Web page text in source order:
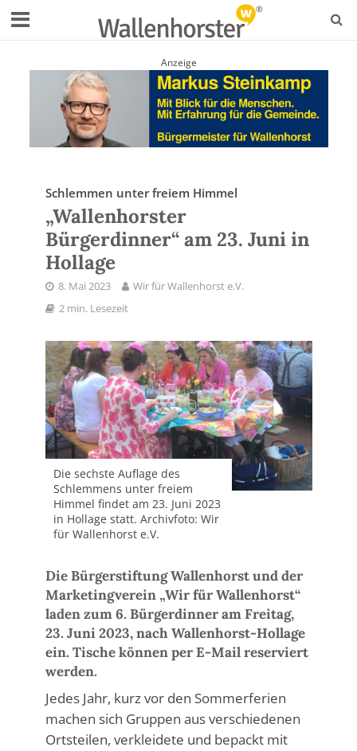
Anzeige
Schlemmen unter freiem Himmel
„Wallenhorster
Bürgerdinner“ am 23. Juni in
Hollage
8. Mai 2023
Wir für Wallenhorst e.V.
2 min. Lesezeit
Die sechste Auflage des
Schlemmens unter freiem
Himmel findet am 23. Juni 2023
in Hollage statt. Archivfoto: Wir
für Wallenhorst e.V.
Die Bürgerstiftung Wallenhorst und der
Marketingverein „Wir für Wallenhorst“
laden zum 6. Bürgerdinner am Freitag,
23. Juni 2023, nach Wallenhorst-Hollage
ein. Tische können per E-Mail reserviert
werden.
Jedes Jahr, kurz vor den Sommerferien
machen sich Gruppen aus verschiedenen
Ortsteilen, verkleidete und bepackt mit